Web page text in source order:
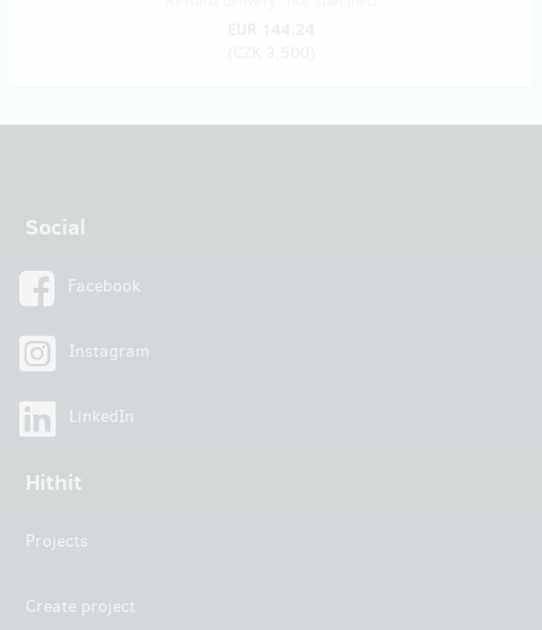
Social
Facebook
Instagram
LinkedIn
Hithit
Projects
Create project